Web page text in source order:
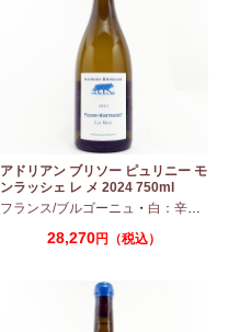
・ピノノワール
アドリアン ブリソー ピュリニー モ
ンラッシェ レ メ 2024 750ml
フランス/ブルゴーニュ ・ 白：辛口
28,270円（税込）